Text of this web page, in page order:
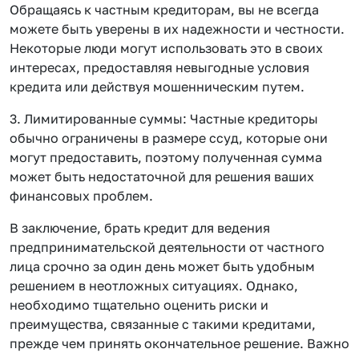
Обращаясь к частным кредиторам, вы не всегда
можете быть уверены в их надежности и честности.
Некоторые люди могут использовать это в своих
интересах, предоставляя невыгодные условия
кредита или действуя мошенническим путем.
3. Лимитированные суммы: Частные кредиторы
обычно ограничены в размере ссуд, которые они
могут предоставить, поэтому полученная сумма
может быть недостаточной для решения ваших
финансовых проблем.
В заключение, брать кредит для ведения
предпринимательской деятельности от частного
лица срочно за один день может быть удобным
решением в неотложных ситуациях. Однако,
необходимо тщательно оценить риски и
преимущества, связанные с такими кредитами,
прежде чем принять окончательное решение. Важно